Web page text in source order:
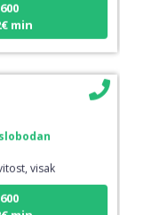
min
visak
min